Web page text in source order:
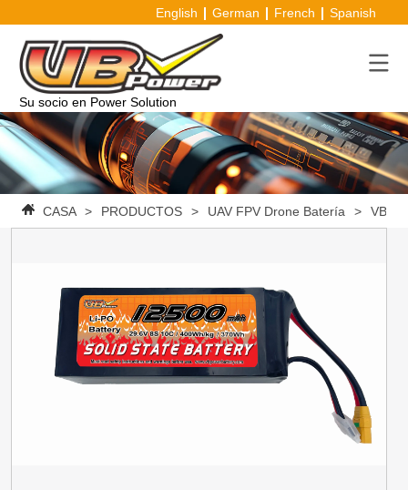
English German French Spanish
Su socio en Power Solution
CASA > PRODUCTOS > UAV FPV Drone Batería >